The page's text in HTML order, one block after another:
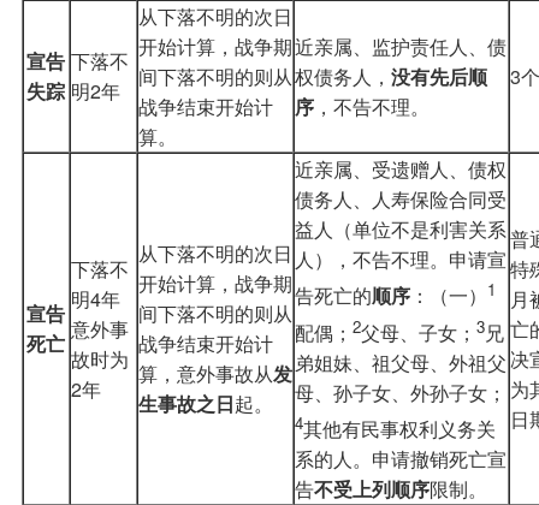
宣告
失踪
下落不
明2年
从下落不明的次日
开始计算，战争期
间下落不明的则从
战争结束开始计
算。
近亲属、监护责任人、债
权债务人， 没有先后顺
序，不告不理。
3
宣告
死亡
下落不
明4年
意外事
故时为
2年
从下落不明的次日
开始计算，战争期
间下落不明的则从
战争结束开始计
算，意外事故从发
生事故之日起。
近亲属、受遗赠人、债权
债务人、人寿保险合同受
益人（单位不是利害关系
人），不告不理。申请宣
告死亡的顺序： （一） 1
配偶； 2父母、子女； 3兄
弟姐妹、祖父母、外祖父
母、孙子女、外孙子女；
4其他有民事权利义务关
系的人。 申请撤销死亡宣
告不受上列顺序限制。
普
特
月
亡
决
为
日